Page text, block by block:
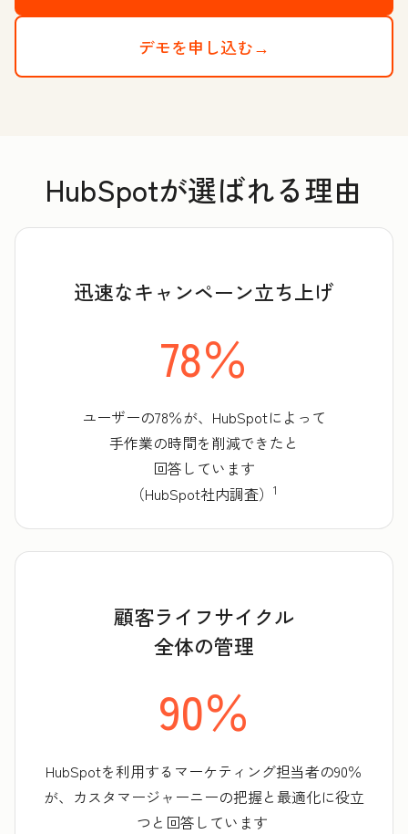
デモを申し込む→
HubSpotが選ばれる理由
迅速なキャンペーン立ち上げ
78％
ユーザーの78％が、HubSpotによって
手作業の時間を削減できたと
回答しています
（HubSpot社内調査）
1
顧客ライフサイクル
全体の管理
90％
HubSpotを利用するマーケティング担当者の90％
が、カスタマージャーニーの把握と最適化に役立
つと回答しています